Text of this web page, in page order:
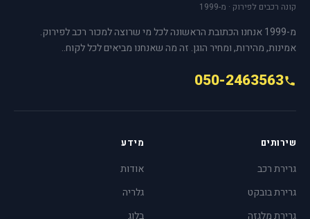
קונה רכבים לפירוק · מ-1999
מ-1999 אנחנו הכתובת הראשונה לכל מי שרוצה למכור רכב לפירוק.
אמינות, מהירות, ומחיר הוגן. זה מה שאנחנו מביאים לכל לקוח..
050-2463563
שירותים
גרירת רכב
גרירת בובקט
גרירת מלגזה
מידע
אודות
גלריה
בלוג